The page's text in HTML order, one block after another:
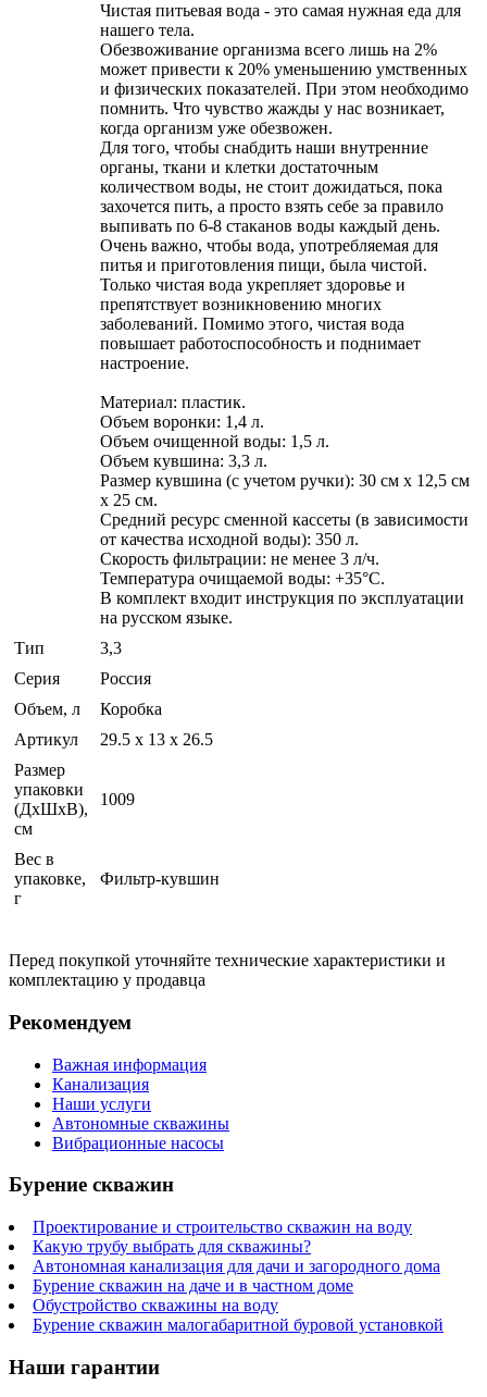
Чистая питьевая вода - это самая нужная еда для
нашего тела.
Обезвоживание организма всего лишь на 2%
может привести к 20% уменьшению умственных
и физических показателей. При этом необходимо
помнить. Что чувство жажды у нас возникает,
когда организм уже обезвожен.
Для того, чтобы снабдить наши внутренние
органы, ткани и клетки достаточным
количеством воды, не стоит дожидаться, пока
захочется пить, а просто взять себе за правило
выпивать по 6-8 стаканов воды каждый день.
Очень важно, чтобы вода, употребляемая для
питья и приготовления пищи, была чистой.
Только чистая вода укрепляет здоровье и
препятствует возникновению многих
заболеваний. Помимо этого, чистая вода
повышает работоспособность и поднимает
настроение.
Материал: пластик.
Объем воронки: 1,4 л.
Объем очищенной воды: 1,5 л.
Объем кувшина: 3,3 л.
Размер кувшина (с учетом ручки): 30 см х 12,5 см
х 25 см.
Средний ресурс сменной кассеты (в зависимости
от качества исходной воды): 350 л.
Скорость фильтрации: не менее 3 л/ч.
Температура очищаемой воды: +35°С.
В комплект входит инструкция по эксплуатации
на русском языке.
Тип
3,3
Серия
Россия
Объем, л
Коробка
Артикул
29.5 x 13 x 26.5
Размер
упаковки
(ДхШхВ),
см
1009
Вес в
упаковке,
г
Фильтр-кувшин
Перед покупкой уточняйте технические характеристики и
комплектацию у продавца
Рекомендуем
Важная информация
Канализация
Наши услуги
Автономные скважины
Вибрационные насосы
Бурение скважин
Проектирование и строительство скважин на воду
Какую трубу выбрать для скважины?
Автономная канализация для дачи и загородного дома
Бурение скважин на даче и в частном доме
Обустройство скважины на воду
Бурение скважин малогабаритной буровой установкой
Наши гарантии